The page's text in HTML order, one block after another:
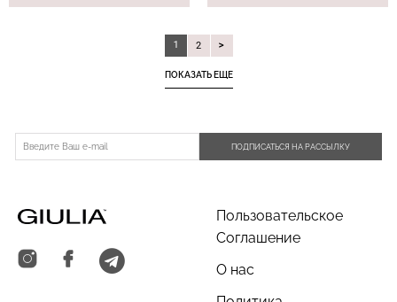
ПОКАЗАТЬ ЕЩЕ
1 2
ПОДПИСАТЬСЯ НА РАССЫЛКУ
Пользовательское
Соглашение
О нас